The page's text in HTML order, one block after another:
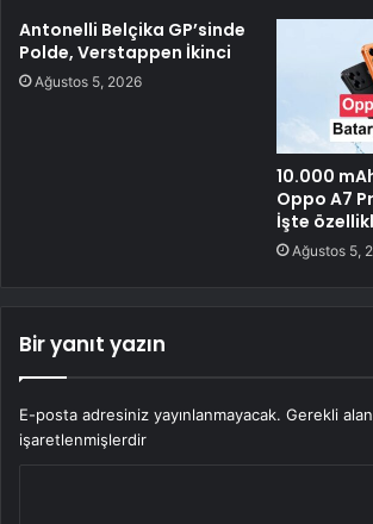
Antonelli Belçika GP’sinde
Polde, Verstappen İkinci
Ağustos 5, 2026
10.000
Oppo A7
İşte
Ağustos 5,
Bir yanıt yazın
E-posta adresiniz yayınlanmayacak. Gerekli
işaretlenmişlerdir